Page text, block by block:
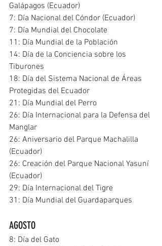
Galápagos (Ecuador)
7: Día Nacional del Cóndor (Ecuador)
7: Día Mundial del Chocolate
11: Día Mundial de la Población
14: Día de la Conciencia sobre los
Tiburones
18: Día del Sistema Nacional de Áreas
Protegidas del Ecuador
21: Día Mundial del Perro
26: Día Internacional para la Defensa del
Manglar
26: Aniversario del Parque Machalilla
(Ecuador)
26: Creación del Parque Nacional Yasuní
(Ecuador)
29: Día Internacional del Tigre
31: Día Mundial del Guardaparques
AGOSTO
8: Día del Gato